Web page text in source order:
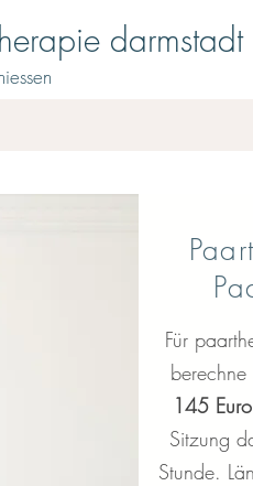
darmstadt
Für
145
Sitzung
Stunde.